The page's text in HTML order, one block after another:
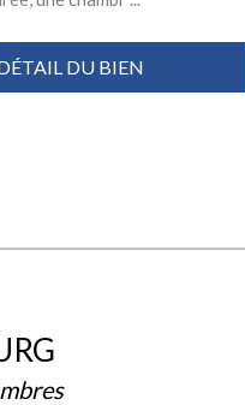
DU BIEN